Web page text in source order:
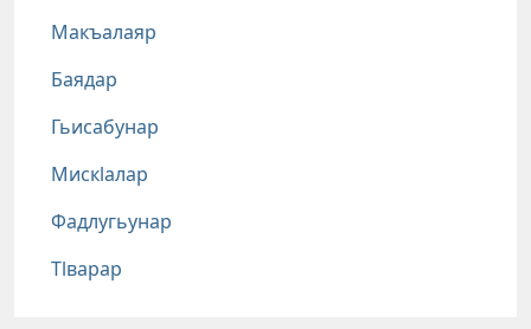
Макъалаяр
Баядар
Гьисабунар
Мискlалар
Фадлугьунар
Тlварар